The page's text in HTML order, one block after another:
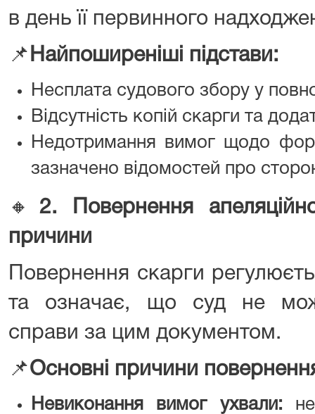
в день її первинного
📌 Найпоширеніші підстави:
Несплата судового збору у
Відсутність копій скарги та
Недотримання вимог щодо
зазначено відомостей про
🔸 2.
Повернення
причини
Повернення скарги
та означає, що суд не
справи за цим документом.
📌Основні причини
Невиконання вимог ухвали: